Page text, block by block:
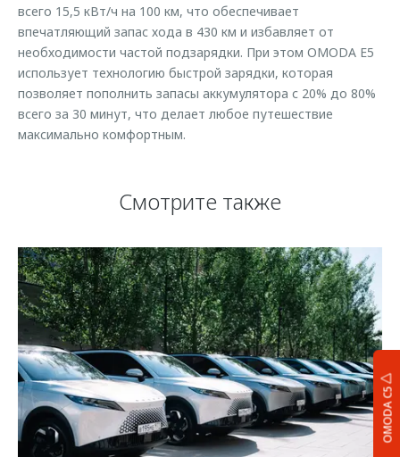
OMODA C5
всего 15,5 кВт/ч на 100 км, что обеспечивает
впечатляющий запас хода в 430 км и избавляет от
необходимости частой подзарядки. При этом OMODA E5
использует технологию быстрой зарядки, которая
позволяет пополнить запасы аккумулятора с 20% до 80%
всего за 30 минут, что делает любое путешествие
максимально комфортным.
Смотрите также